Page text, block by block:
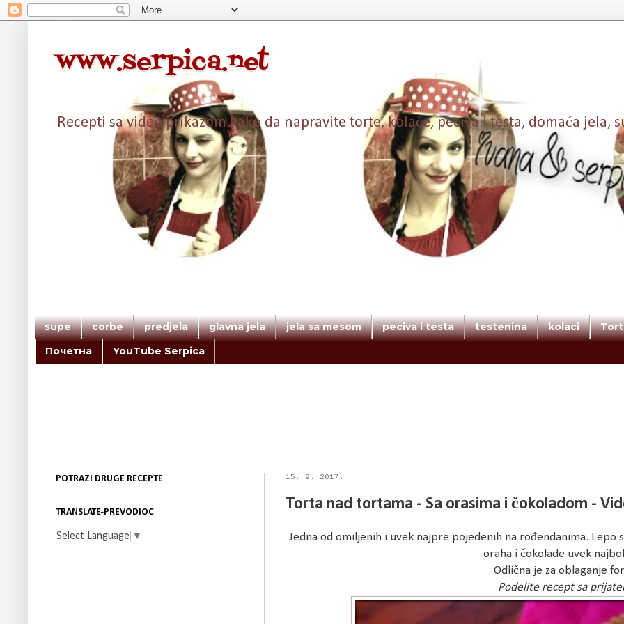
www.serpica.net
Recepti sa video prikazom kako da napravite torte, kolače, peciva i testa, domaća jela,
supe corbe predjela glavna jela jela sa mesom peciva i testa testenina kolaci
Почетна
YouTube Serpica
15. 9. 2017.
Torta nad tortama - Sa orasima i čokoladom -
Jedna od omiljenih i uvek najpre pojedenih na rođendanima. Lepo
oraha i čokolade uvek
Odlična je za oblaganje
Podelite recept sa
POTRAZI DRUGE RECEPTE
TRANSLATE-PREVODIOC
Select Language ▼